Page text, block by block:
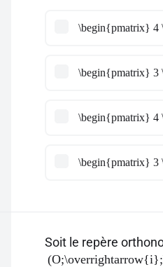
\begin{pmatrix} 4
\begin{pmatrix} 3
\begin{pmatrix} 4
\begin{pmatrix} 3
Soit le repère